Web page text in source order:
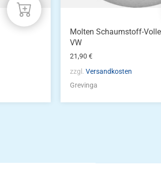
Molten Schaumstoff-
VW
21,90€
zzgl.Versandkosten
Grevinga